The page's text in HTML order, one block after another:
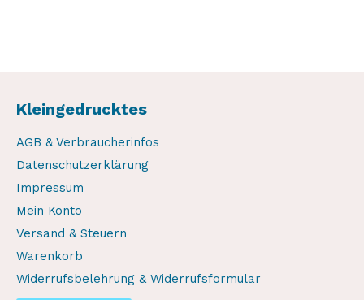
Kleingedrucktes
AGB & Verbraucherinfos
Datenschutzerklärung
Impressum
Mein Konto
Versand & Steuern
Warenkorb
Widerrufsbelehrung & Widerrufsformular